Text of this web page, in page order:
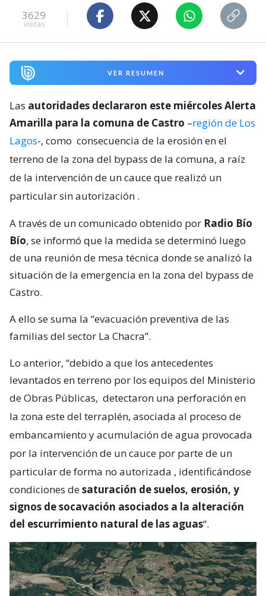
3629
visitas
VER RESUMEN
Las autoridades declararon este miércoles Alerta
Amarilla para la comuna de Castro –región de Los
Lagos-, como consecuencia de la erosión en el
terreno de la zona del bypass de la comuna, a raíz
de la intervención de un cauce que realizó un
particular sin autorización .
A través de un comunicado obtenido por Radio Bío
Bío, se informó que la medida se determinó luego
de una reunión de mesa técnica donde se analizó la
situación de la emergencia en la zona del bypass de
Castro.
A ello se suma la “evacuación preventiva de las
familias del sector La Chacra”.
Lo anterior, “debido a que los antecedentes
levantados en terreno por los equipos del Ministerio
de Obras Públicas, detectaron una perforación en
la zona este del terraplén, asociada al proceso de
embancamiento y acumulación de agua provocada
por la intervención de un cauce por parte de un
particular de forma no autorizada , identificándose
condiciones desaturación de suelos, erosión, y
signos de socavación asociados a la alteración
del escurrimiento natural de las aguas“.